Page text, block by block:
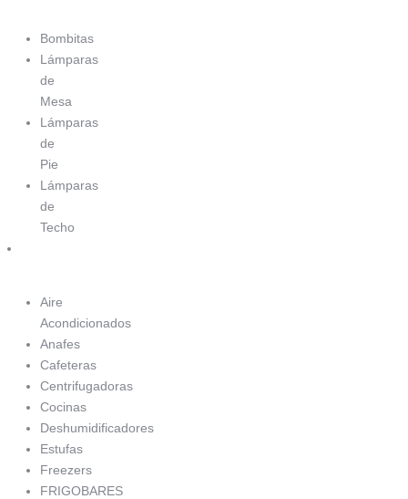
Bombitas
Lámparas
de
Mesa
Lámparas
de
Pie
Lámparas
de
Techo
Aire
Acondicionados
Anafes
Cafeteras
Centrifugadoras
Cocinas
Deshumidificadores
Estufas
Freezers
FRIGOBARES